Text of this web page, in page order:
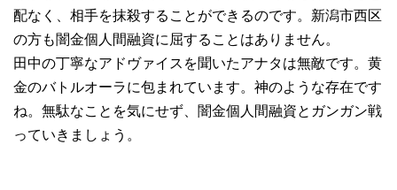
配なく、相手を抹殺することができるのです。新潟市西区
の方も闇金個人間融資に屈することはありません。
田中の丁寧なアドヴァイスを聞いたアナタは無敵です。黄
金のバトルオーラに包まれています。神のような存在です
ね。無駄なことを気にせず、闇金個人間融資とガンガン戦
っていきましょう。